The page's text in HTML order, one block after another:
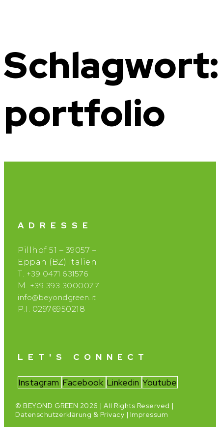
Schlagwort:
portfolio
ADRESSE
Pillhof 51 – 39057 –
Eppan (BZ) Italien
T. +39 0471 631576
M. +39 393 3000077
info@beyondgreen.it
P.I. 02976950218
LET'S CONNECT
Instagram Facebook Linkedin Youtube
© BEYOND GREEN 2026 | All Rights Reserved |
Datenschutzerklärung & Privacy | Impressum